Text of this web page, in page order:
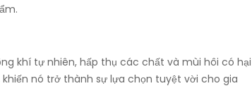
khí tự nhiên, hấp thụ các chất và mùi hôi có hại
nó trở thành sự lựa chọn tuyệt vời cho gia